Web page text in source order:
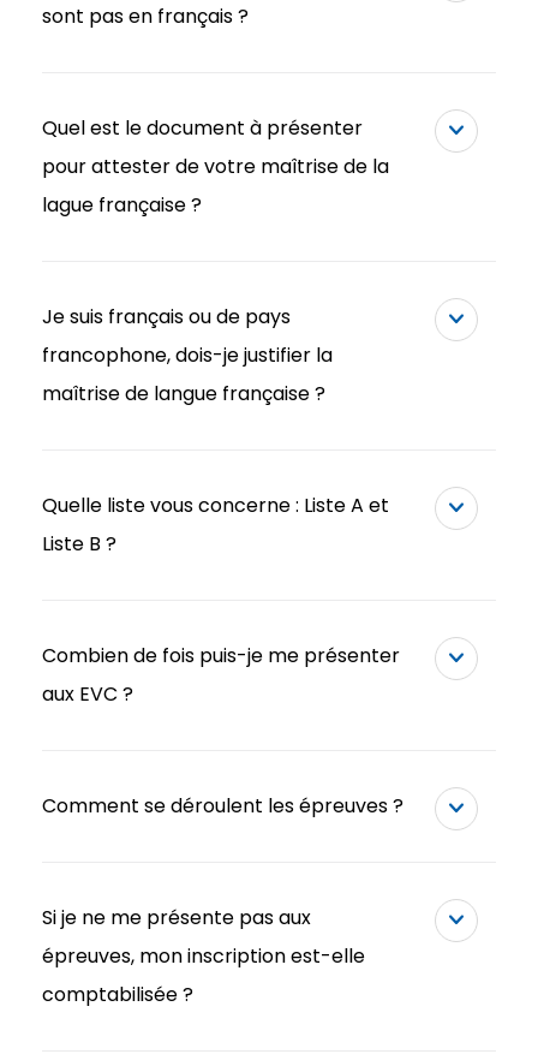
sont pas en français ?
Quel est le document à présenter
pour attester de votre maîtrise de la
lague française ?
Je suis français ou de pays
francophone, dois-je justifier la
maîtrise de langue française ?
Quelle liste vous concerne : Liste A et
Liste B ?
Combien de fois puis-je me présenter
aux EVC ?
Comment se déroulent les épreuves ?
Si je ne me présente pas aux
épreuves, mon inscription est-elle
comptabilisée ?